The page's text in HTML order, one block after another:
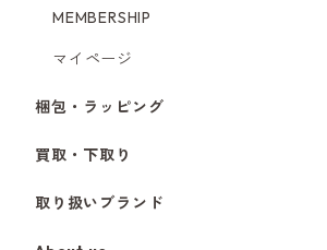
MEMBERSHIP
マイページ
梱包・ラッピング
買取・下取り
取り扱いブランド